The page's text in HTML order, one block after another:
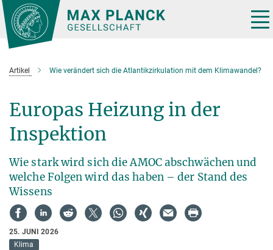
Hauptinhalt
Artikel Wie verändert sich die Atlantikzirkulation mit dem Klimawandel?
Europas Heizung in der
Inspektion
Wie stark wird sich die AMOC abschwächen und
welche Folgen wird das haben – der Stand des
Wissens
25. JUNI 2026
Klima